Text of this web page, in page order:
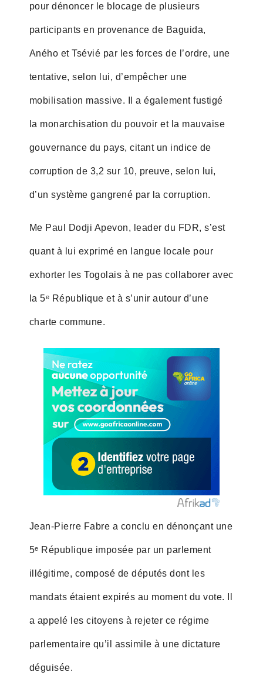
pour dénoncer le blocage de plusieurs
participants en provenance de Baguida,
Aného et Tsévié par les forces de l’ordre, une
tentative, selon lui, d’empêcher une
mobilisation massive. Il a également fustigé
la monarchisation du pouvoir et la mauvaise
gouvernance du pays, citant un indice de
corruption de 3,2 sur 10, preuve, selon lui,
d’un système gangrené par la corruption.
Me Paul Dodji Apevon, leader du FDR, s’est
quant à lui exprimé en langue locale pour
exhorter les Togolais à ne pas collaborer avec
la 5ᵉ République et à s’unir autour d’une
charte commune.
Jean-Pierre Fabre a conclu en dénonçant une
5ᵉ République imposée par un parlement
illégitime, composé de députés dont les
mandats étaient expirés au moment du vote. Il
a appelé les citoyens à rejeter ce régime
parlementaire qu’il assimile à une dictature
déguisée.